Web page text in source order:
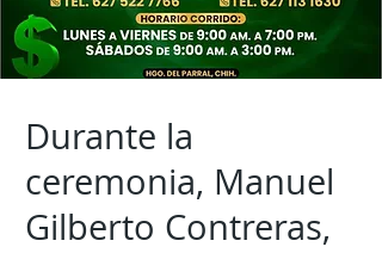
Durante la
ceremonia, Manuel
Gilberto Contreras,